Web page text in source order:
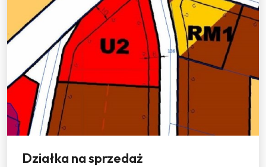
Działka na sprzedaż